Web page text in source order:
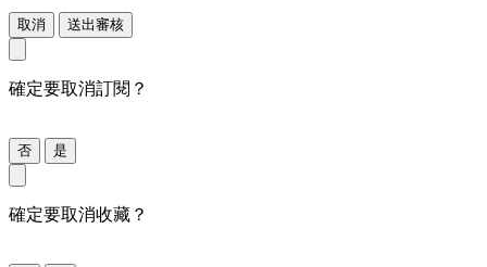
取消 送出審核
確定要取消訂閱？
否 是
確定要取消收藏？